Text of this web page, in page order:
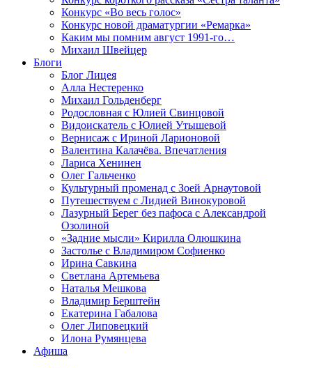
Конкурс «Во весь голос»
Конкурс новой драматургии «Ремарка»
Каким мы помним август 1991-го…
Михаил Швейцер
Блоги
Блог Лицея
Алла Нестеренко
Михаил Гольденберг
Родословная с Юлией Свинцовой
Видоискатель с Юлией Утышевой
Вернисаж с Ириной Ларионовой
Валентина Калачёва. Впечатления
Лариса Хенинен
Олег Гальченко
Культурный променад с Зоей Арнаутовой
Путешествуем с Лидией Винокуровой
Лазурный Берег без пафоса с Александрой
Озолиной
«Задние мысли» Кирилла Олюшкина
Застолье с Владимиром Софиенко
Ирина Савкина
Светлана Артемьева
Наталья Мешкова
Владимир Берштейн
Екатерина Габалова
Олег Липовецкий
Илона Румянцева
Афиша